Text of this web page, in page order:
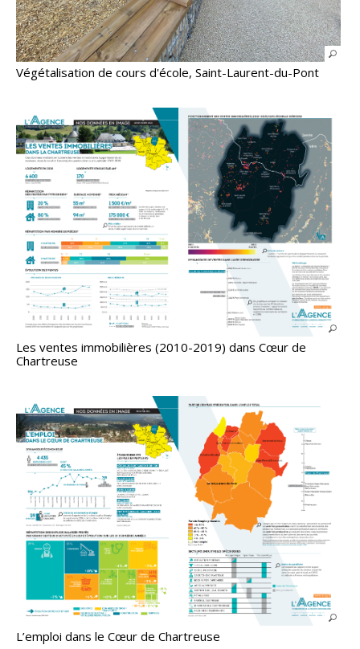
Végétalisation de cours d'école, Saint-Laurent-du-Pont
Les ventes immobilières (2010-2019) dans Cœur de
Chartreuse
L’emploi dans le Cœur de Chartreuse